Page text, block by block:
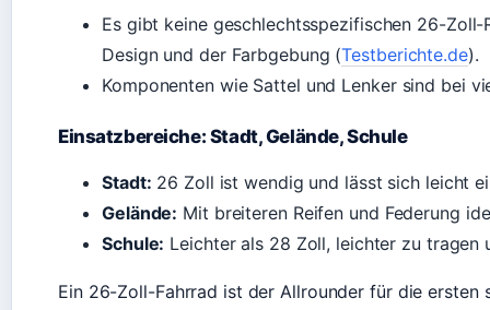
Es gibt keine geschlechtsspezifischen 26-
Design und der Farbgebung (Testberichte.de).
Komponenten wie Sattel und Lenker sind bei
Einsatzbereiche: Stadt, Gelände, Schule
Stadt: 26 Zoll ist wendig und lässt sich leicht
Gelände: Mit breiteren Reifen und Federung
Schule: Leichter als 28 Zoll, leichter zu tragen
Ein 26-Zoll-Fahrrad ist der Allrounder für die ersten